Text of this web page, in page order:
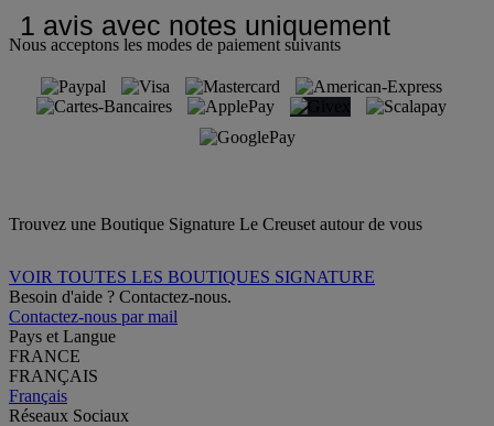
Nous acceptons les modes de paiement suivants
Trouvez une Boutique Signature Le Creuset autour de vous
VOIR TOUTES LES BOUTIQUES SIGNATURE
Besoin d'aide ? Contactez-nous.
Contactez-nous par mail
Pays et Langue
FRANCE
FRANÇAIS
Français
Réseaux Sociaux